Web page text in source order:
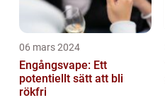
06 mars 2024
Engångsvape: Ett
potentiellt sätt att bli
rökfri